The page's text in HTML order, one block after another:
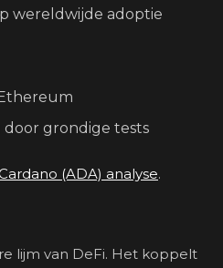
wereldwijde adoptie
grondige tests
Cardano (ADA) analyse.
lijm van DeFi. Het koppelt